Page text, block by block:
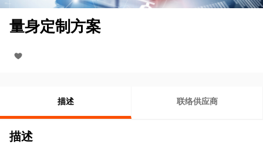
量身定制方案
描述 联络供应商
描述